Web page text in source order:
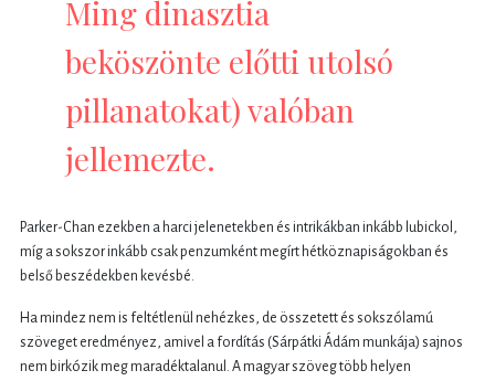
Ming dinasztia
beköszönte előtti utolsó
pillanatokat) valóban
jellemezte.
Parker-Chan ezekben a harci jelenetekben és intrikákban inkább lubickol,
míg a sokszor inkább csak penzumként megírt hétköznapiságokban és
belső beszédekben kevésbé.
Ha mindez nem is feltétlenül nehézkes, de összetett és sokszólamú
szöveget eredményez, amivel a fordítás (Sárpátki Ádám munkája) sajnos
nem birkózik meg maradéktalanul. A magyar szöveg több helyen